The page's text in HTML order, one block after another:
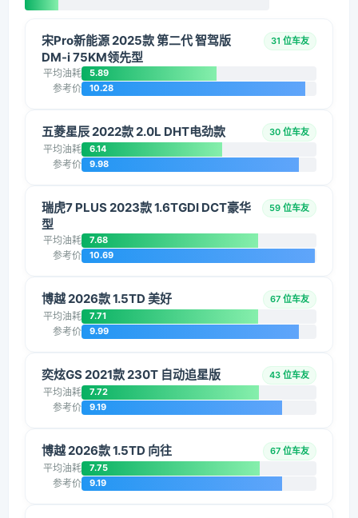
宋Pro新能源 2025款 第二代 智驾版
DM-i 75KM领先型
31 位车友
平均油耗 5.89
参考价 10.28
五菱星辰 2022款 2.0L DHT电劲款 30 位车友
平均油耗 6.14
参考价 9.98
瑞虎7 PLUS 2023款 1.6TGDI DCT豪华
型
59 位车友
平均油耗 7.68
参考价 10.69
博越 2026款 1.5TD 美好 67 位车友
平均油耗 7.71
参考价 9.99
奕炫GS 2021款 230T 自动追星版 43 位车友
平均油耗 7.72
参考价 9.19
博越 2026款 1.5TD 向往 67 位车友
平均油耗 7.75
参考价 9.19